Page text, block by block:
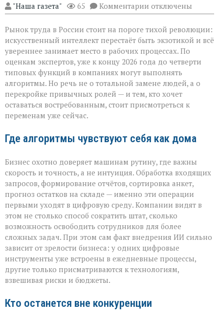
"Наша газета" 65 Комментарии к
записи
не
придёт
табличкой
“вы
уволены” — он
тихо
перепишет
правила
игры»
отключены
Рынок труда в России стоит на пороге тихой революции:
искусственный интеллект перестаёт быть экзотикой и всё
увереннее занимает место в рабочих процессах. По
оценкам экспертов, уже к концу 2026 года до четверти
типовых функций в компаниях могут выполнять
алгоритмы. Но речь не о тотальной замене людей, а о
перекройке привычных ролей — и тем, кто хочет
оставаться востребованным, стоит присмотреться к
переменам уже сейчас.
Где алгоритмы чувствуют себя как дома
Бизнес охотно доверяет машинам рутину, где важны
скорость и точность, а не интуиция. Обработка входящих
запросов, формирование отчётов, сортировка анкет,
прогноз остатков на складе — именно эти операции
первыми уходят в цифровую среду. Компании видят в
этом не столько способ сократить штат, сколько
возможность освободить сотрудников для более
сложных задач. При этом сам факт внедрения ИИ сильно
зависит от зрелости бизнеса: у одних цифровые
инструменты уже встроены в ежедневные процессы,
другие только присматриваются к технологиям,
взвешивая риски и бюджеты.
Кто останется вне конкуренции